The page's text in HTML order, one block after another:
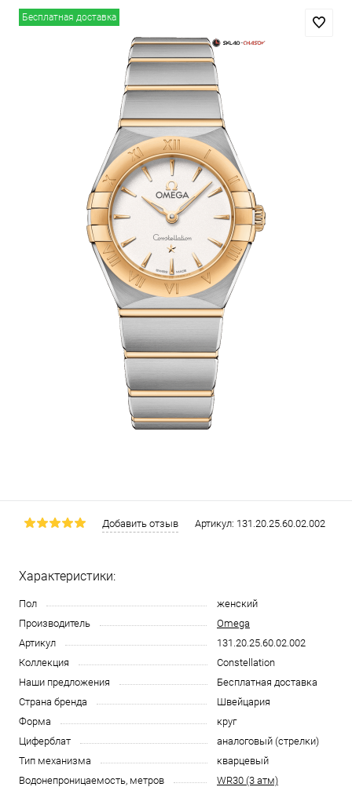
Бесплатная доставка
Добавить отзыв Артикул: 131.20.25.60.02.002
Характеристики:
Пол
женский
Производитель
Omega
Артикул
131.20.25.60.02.002
Коллекция
Constellation
Наши предложения
Бесплатная доставка
Страна бренда
Швейцария
Форма
круг
Циферблат
аналоговый (стрелки)
Тип механизма
кварцевый
Водонепроницаемость, метров
WR30 (3 атм)